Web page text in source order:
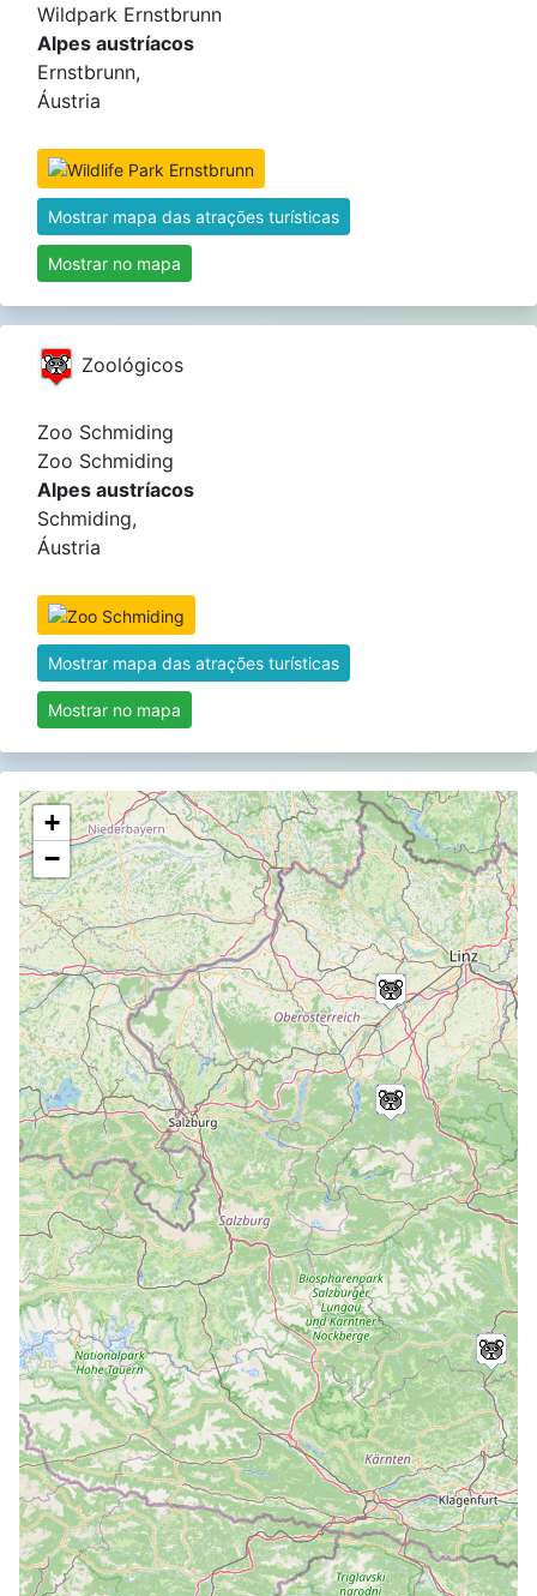
Wildpark Ernstbrunn
Alpes austríacos
Ernstbrunn,
Áustria
Mostrar mapa das atrações turísticas
Mostrar no mapa
Zoológicos
Zoo Schmiding
Zoo Schmiding
Alpes austríacos
Schmiding,
Áustria
Mostrar mapa das atrações turísticas
Mostrar no mapa
+
−